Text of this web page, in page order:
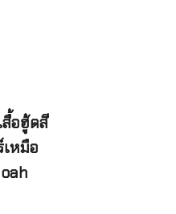
สื้อฮู้ดสี
หมือ